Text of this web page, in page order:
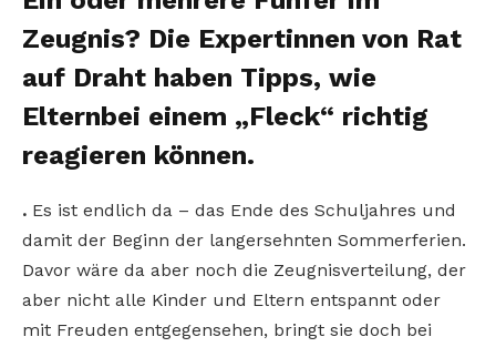
Zeugnis? Die Expertinnen von Rat
auf Draht haben Tipps, wie
Elternbei einem „Fleck“ richtig
reagieren können.
. Es ist endlich da – das Ende des Schuljahres und
damit der Beginn der langersehnten Sommerferien.
Davor wäre da aber noch die Zeugnisverteilung, der
aber nicht alle Kinder und Eltern entspannt oder
mit Freuden entgegensehen, bringt sie doch bei